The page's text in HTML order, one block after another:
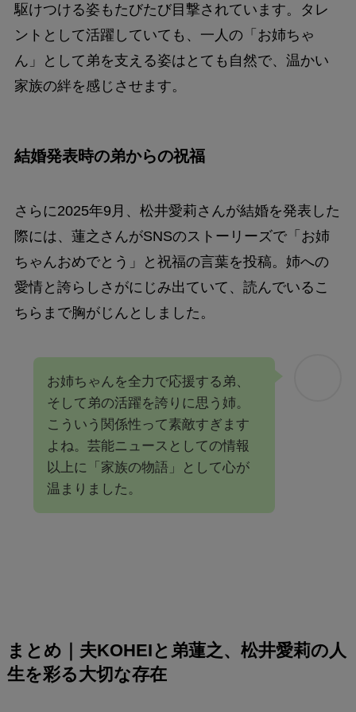
駆けつける姿もたびたび目撃されています。タレ
ントとして活躍していても、一人の「お姉ちゃ
ん」として弟を支える姿はとても自然で、温かい
家族の絆を感じさせます。
結婚発表時の弟からの祝福
さらに2025年9月、松井愛莉さんが結婚を発表した
際には、蓮之さんがSNSのストーリーズで「お姉
ちゃんおめでとう」と祝福の言葉を投稿。姉への
愛情と誇らしさがにじみ出ていて、読んでいるこ
ちらまで胸がじんとしました。
お姉ちゃんを全力で応援する弟、
そして弟の活躍を誇りに思う姉。
こういう関係性って素敵すぎます
よね。芸能ニュースとしての情報
以上に「家族の物語」として心が
温まりました。
まとめ｜夫KOHEIと弟蓮之、松井愛莉の人
生を彩る大切な存在